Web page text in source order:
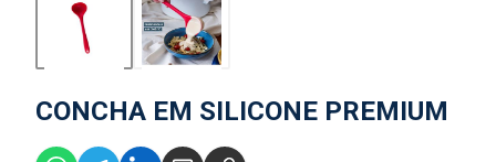
CONCHA EM SILICONE PREMIUM